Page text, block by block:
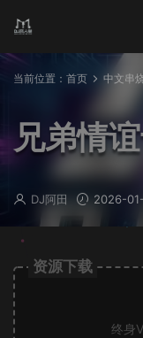
当前位置： 首页 中文串
兄弟情
DJ阿田 2026-
资源下载
终身